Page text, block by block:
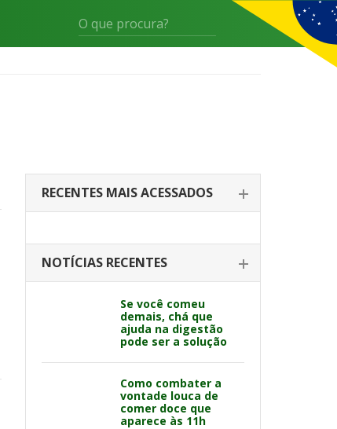
RECENTES MAIS ACESSADOS
NOTÍCIAS RECENTES
Se você comeu
demais, chá que
ajuda na digestão
pode ser a solução
Como combater a
vontade louca de
comer doce que
aparece às 11h